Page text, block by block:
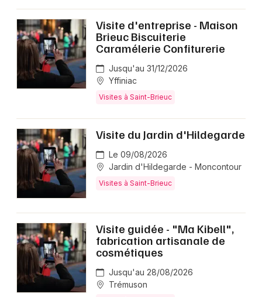
Visite d'entreprise - Maison
Brieuc Biscuiterie
Caramélerie Confiturerie
Jusqu'au 31/12/2026
Yffiniac
Visites à Saint-Brieuc
Visite du Jardin d'Hildegarde
Le 09/08/2026
Jardin d'Hildegarde - Moncontour
Visites à Saint-Brieuc
Visite guidée - "Ma Kibell",
fabrication artisanale de
cosmétiques
Jusqu'au 28/08/2026
Trémuson